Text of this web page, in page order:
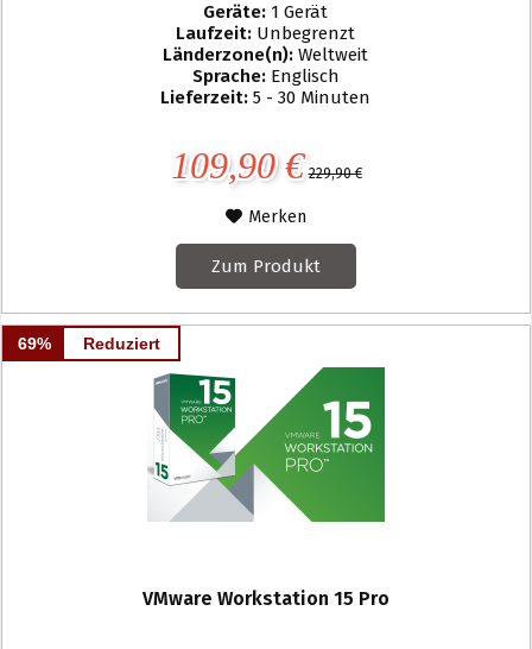
Geräte: 1 Gerät
Laufzeit: Unbegrenzt
Länderzone(n):Weltweit
Sprache: Englisch
Lieferzeit:5 - 30 Minuten
109,90 € 229,90 €
Merken
Zum Produkt
69% Reduziert
VMware Workstation 15 Pro